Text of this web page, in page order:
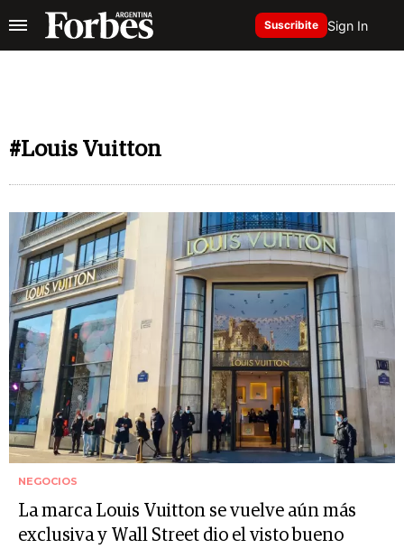
Suscribite Sign In
#Louis Vuitton
NEGOCIOS
La marca Louis Vuitton se vuelve aún más
exclusiva y Wall Street dio el visto bueno